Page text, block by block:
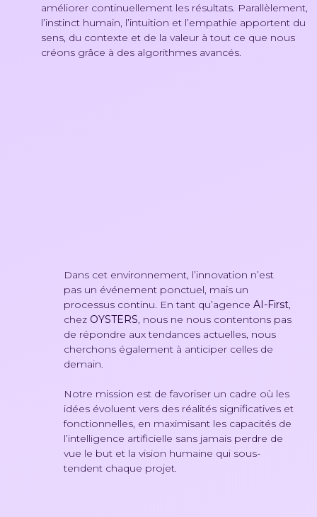
améliorer continuellement les résultats. Parallèlement,
l’instinct humain, l’intuition et l’empathie apportent du
sens, du contexte et de la valeur à tout ce que nous
créons grâce à des algorithmes avancés.
Dans cet environnement, l’innovation n’est
pas un événement ponctuel, mais un
processus continu. En tant qu’agenceAI-First,
chez OYSTERS, nous ne nous contentons pas
de répondre aux tendances actuelles, nous
cherchons également à anticiper celles de
demain.
Notre mission est de favoriser un cadre où les
idées évoluent vers des réalités significatives et
fonctionnelles, en maximisant les capacités de
l’intelligence artificielle sans jamais perdre de
vue le but et la vision humaine qui sous-
tendent chaque projet.